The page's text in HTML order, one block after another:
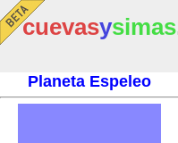
cuevasysimas
Planeta Espeleo